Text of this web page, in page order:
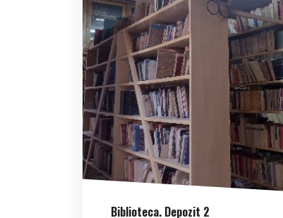
Biblioteca. Depozit 2